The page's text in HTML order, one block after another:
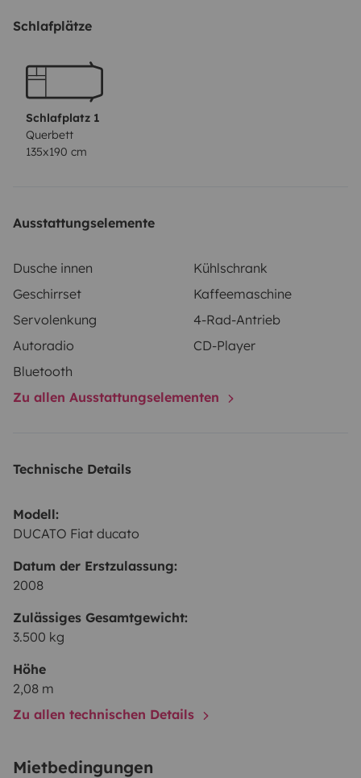
Calefacción interior y aire acondicionado en cabina .
parcela los días que se van de vacaciones
Schlafplätze
Schlafplatz 1
Querbett
135x190 cm
Ausstattungselemente
Dusche innen
Kühlschrank
Geschirrset
Kaffeemaschine
Servolenkung
4-Rad-Antrieb
Autoradio
CD-Player
Bluetooth
Zu allen Ausstattungselementen
Technische Details
Modell:
DUCATO Fiat ducato
Datum der Erstzulassung:
2008
Zulässiges Gesamtgewicht:
3.500 kg
Höhe
2,08 m
Zu allen technischen Details
Mietbedingungen